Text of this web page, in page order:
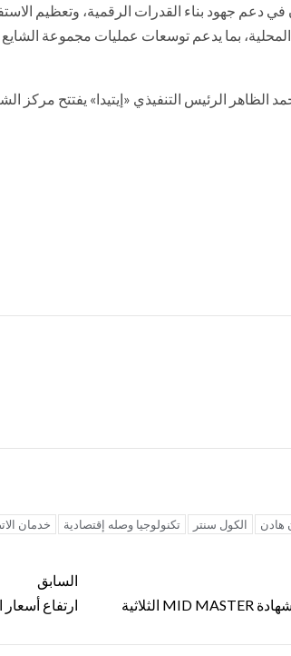
دعم جهود بناء القدرات الرقمية، وتعظيم
بما يدعم توسعات عمليات مجموعة
هادن الكول سنتر تكنولوجيا وصله إقتصادية خدمان
السابق
ارتفاع